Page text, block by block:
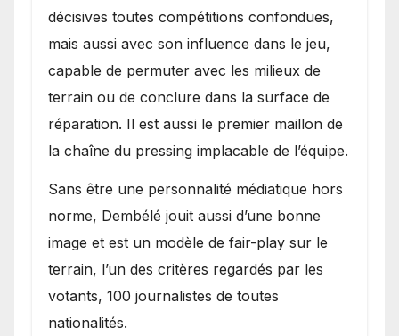
décisives toutes compétitions confondues,
mais aussi avec son influence dans le jeu,
capable de permuter avec les milieux de
terrain ou de conclure dans la surface de
réparation. Il est aussi le premier maillon de
la chaîne du pressing implacable de l’équipe.
Sans être une personnalité médiatique hors
norme, Dembélé jouit aussi d’une bonne
image et est un modèle de fair-play sur le
terrain, l’un des critères regardés par les
votants, 100 journalistes de toutes
nationalités.